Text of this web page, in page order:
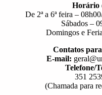
Horário
De 2ª a 6ª feira –
Sábados –
Domingos e
Contatos
E-mail:
Telefone/
351
(Chamada para